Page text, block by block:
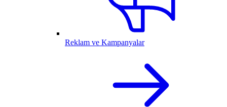
Reklam ve Kampanyalar